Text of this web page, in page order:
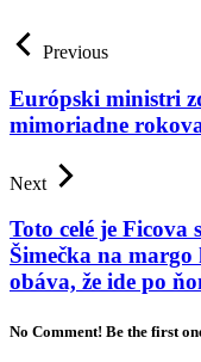
Previous
Európski ministri
mimoriadne
Next
Toto celé je
Šimečka na
obáva, že ide po
No Comment! Be the first